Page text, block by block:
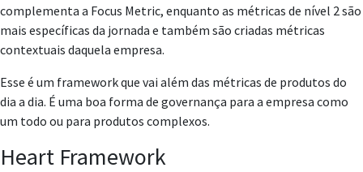
complementa a Focus Metric, enquanto as métricas de nível 2 são
mais específicas da jornada e também são criadas métricas
contextuais daquela empresa.
Esse é um framework que vai além das métricas de produtos do
dia a dia. É uma boa forma de governança para a empresa como
um todo ou para produtos complexos.
Heart Framework